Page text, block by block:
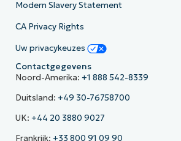
Modern Slavery Statement
CA Privacy Rights
Uw privacykeuzes
Contactgegevens
Noord-Amerika: +1 888 542-8339
Duitsland: +49 30-76758700
UK: +44 20 3880 9027
Frankrijk: +33 800 91 09 90